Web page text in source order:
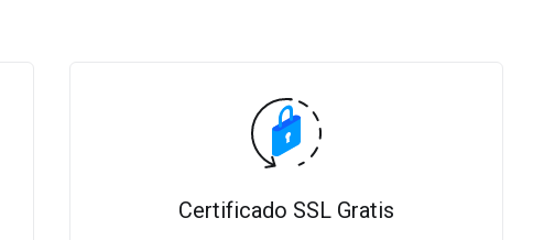
Certificado SSL Gratis